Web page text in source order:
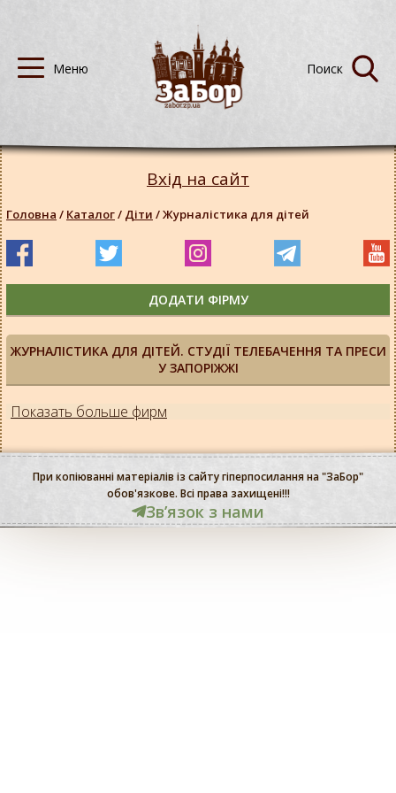
ЖУРНАЛІСТИКА ДЛЯ ДІТЕЙ. СТУДІЇ ТЕЛЕБАЧЕННЯ ТА ПРЕСИ
У ЗАПОРІЖЖІ
Показать больше фирм
Вхід на сайт
Головна / Каталог/ Діти /Журналістика для дітей
ДОДАТИ ФІРМУ
При копіюванні матеріалів із сайту гіперпосилання на "ЗаБор"
обов'язкове. Всі права захищені!!!
Звʼязок з нами